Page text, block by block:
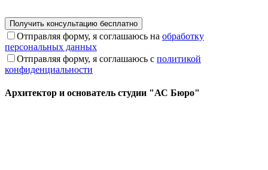
Отправляя форму, я соглашаюсь на обработку
персональных данных
Отправляя форму, я соглашаюсь с политикой
конфиденциальности
Архитектор и основатель студии "АС Бюро"